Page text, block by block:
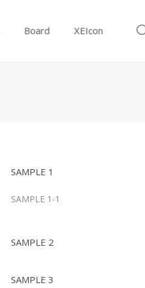
Board XEIcon
SAMPLE 1
SAMPLE 1-1
SAMPLE 2
SAMPLE 3